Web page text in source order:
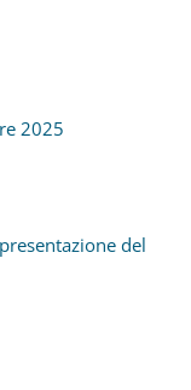
2025
del